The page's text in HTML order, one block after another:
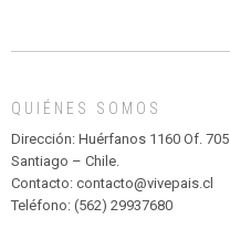
MADAGASCAR
PARQUE
HURATDO
QUIÉNES SOMOS
Dirección: Huérfanos 1160 Of. 705
Santiago – Chile.
Contacto: contacto@vivepais.cl
Teléfono: (562) 29937680